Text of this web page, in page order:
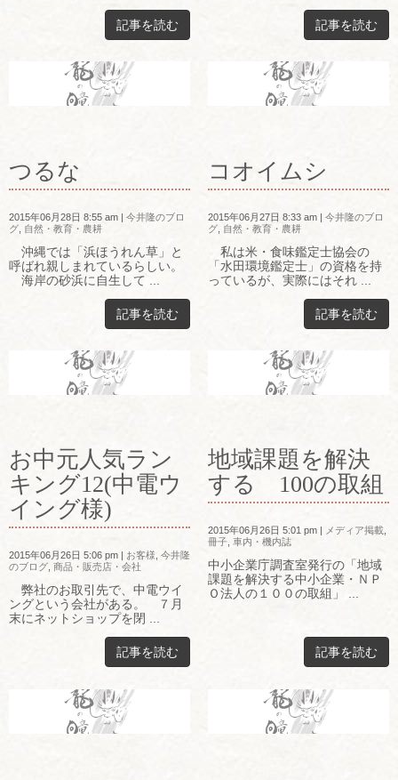
記事を読む 記事を読む
つるな
2015年06月28日 8:55 am | 今井隆のブロ
グ 自然・教育・農耕
沖縄では「浜ほうれん草」と
呼ばれ親しまれているらしい。
海岸の砂浜に自生して ...
記事を読む
コオイムシ
2015年06月27日 8:33 am | 今井隆のブロ
グ 自然・教育・農耕
私は米・食味鑑定士協会の
「水田環境鑑定士」の資格を持
っているが、実際にはそれ ...
記事を読む
お中元人気ラン
キング12(中電ウ
イング様)
2015年06月26日 5:06 pm お客様, 今井隆
のブログ, 商品・販売店・会社
弊社のお取引先で、中電ウイ
ングという会社がある。 ７月
末にネットショップを閉 ...
記事を読む
地域課題を解決
する 100の取組
2015年06月26日 5:01 pm メディア掲載,
冊子, 車内・機内誌
中小企業庁調査室発行の「地域
課題を解決する中小企業・ＮＰ
Ｏ法人の１００の取組」 ...
記事を読む